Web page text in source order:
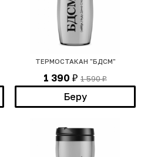
ТЕРМОСТАКАН "БДСМ"
1 390 ₽ 1 590₽
Беру